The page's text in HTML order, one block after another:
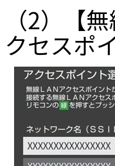
（2）【
クセスポ